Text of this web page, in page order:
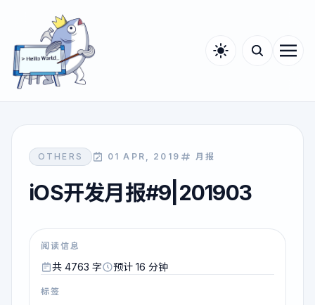
OTHERS 01 APR, 2019 月报
iOS开发月报#9|201903
阅读信息
共 4763 字 预计 16 分钟
标签